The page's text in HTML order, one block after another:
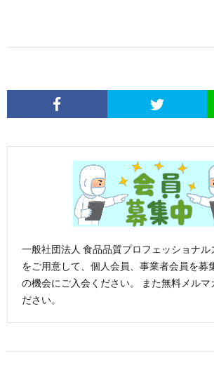
一般社団法人 食品品質プロフェッショナ
をご用意して、個人会員、事業者会員を募
の機会にご入会ください。 また無料メルマ
ださい。